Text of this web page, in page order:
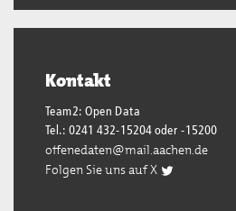
Kontakt
Team2: Open Data
Tel.: 0241 432-15204 oder -15200
offenedaten@mail.aachen.de
Folgen Sie uns auf X